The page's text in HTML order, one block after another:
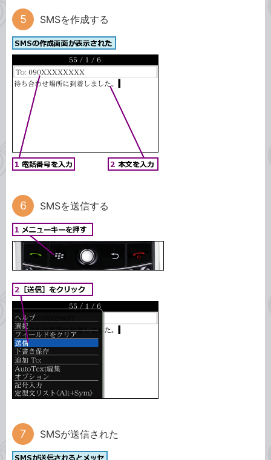
SMSを作成する
SMSを送信する
SMSが送信された